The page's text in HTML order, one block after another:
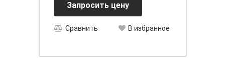
Запросить цену
Сравнить В избранное